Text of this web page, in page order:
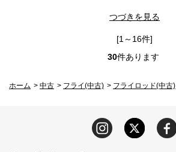
つづきを見る
[1～16件]
30件あります
ホーム > 中古 > フライ(中古) > フライロッド(中古)